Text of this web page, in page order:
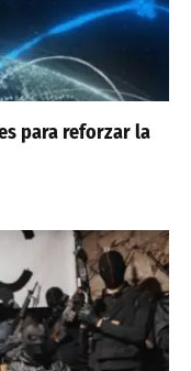
para reforzar la